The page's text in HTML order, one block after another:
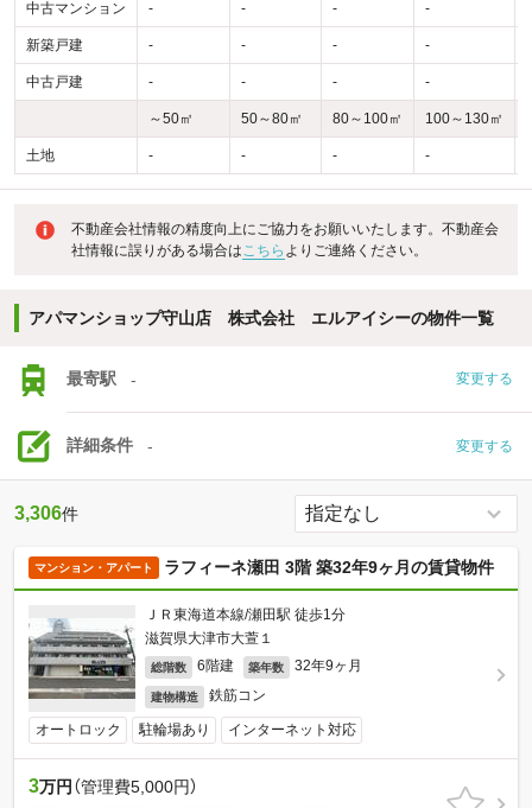
中古マンション - - - -
新築戸建 - - - -
中古戸建 - - - -
～50㎡ 50～80㎡ 80～100㎡ 100～130㎡
土地 - - - -
不動産会社情報の精度向上にご協力をお願いいたします。不動産会
社情報に誤りがある場合はこちら よりご連絡ください。
アパマンショップ守山店 株式会社 エルアイシーの物件一覧
最寄駅 - 変更する
詳細条件 - 変更する
3,306件
マンション・アパート ラフィーネ瀬田 3階 築32年9ヶ月の賃貸物件
ＪＲ東海道本線/瀬田駅 徒歩1分
滋賀県大津市大萱１
総階数 6階建 築年数 32年9ヶ月
建物構造 鉄筋コン
オートロック 駐輪場あり インターネット対応
3万円 （管理費5,000円）